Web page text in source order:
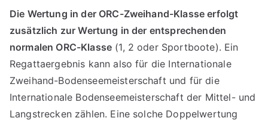
Die Wertung in der ORC-Zweihand-Klasse erfolgt
zusätzlich zur Wertung in der entsprechenden
normalen ORC-Klasse (1, 2 oder Sportboote). Ein
Regattaergebnis kann also für die Internationale
Zweihand-Bodenseemeisterschaft und für die
Internationale Bodenseemeisterschaft der Mittel- und
Langstrecken zählen. Eine solche Doppelwertung